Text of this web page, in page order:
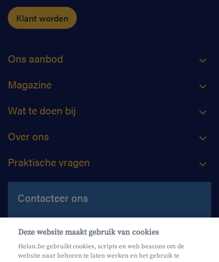
Klant worden
Ons aanbod
Magazine
Wat te doen bij
Over ons
Praktische vragen
Contacteer ons
Contacteer ons
Maak een afspraak
Deze website maakt gebruik van cookies
Helan.be gebruikt cookies, scripts en web beacons om de
website naar behoren te laten werken en het gebruik te